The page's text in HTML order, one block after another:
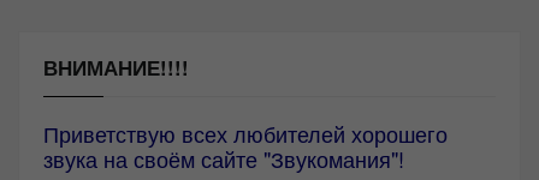
ВНИМАНИЕ!!!!
Приветствую всех любителей хорошего
звука на своём сайте "Звукомания"!